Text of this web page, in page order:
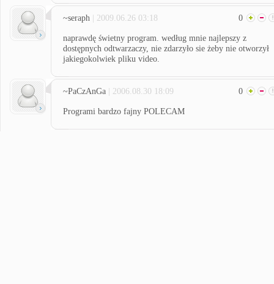
~seraph | 2009.06.26 03:18 0
naprawdę świetny program. według mnie najlepszy z
dostępnych odtwarzaczy, nie zdarzyło sie żeby nie otworzył
jakiegokolwiek pliku video.
~PaCzAnGa | 2006.08.30 18:09 0
Programi bardzo fajny POLECAM